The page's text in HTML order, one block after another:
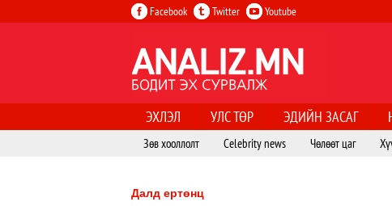
Facebook Twitter Youtube
ЭХЛЭЛ УЛС ТӨР ЭДИЙН ЗАСАГ
Зөв хооллолт Celebrity news Чөлөөт цаг
Далд ертөнц